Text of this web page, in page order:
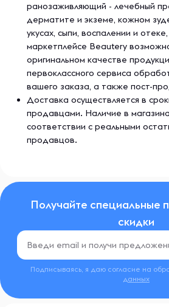
ранозаживляющий - лечебный
дерматите и экземе, кожном
укусах, сыпи, воспалении и
маркетплейсе Beautery
оригинальном качестве
первоклассного сервиса
вашего заказа, а также пост-
Доставка осуществляется в
продавцами. Наличие в
соответствии с реальными
продавцов.
Получайте специальные
скидки
Подписываясь, я даю согласие на
данных